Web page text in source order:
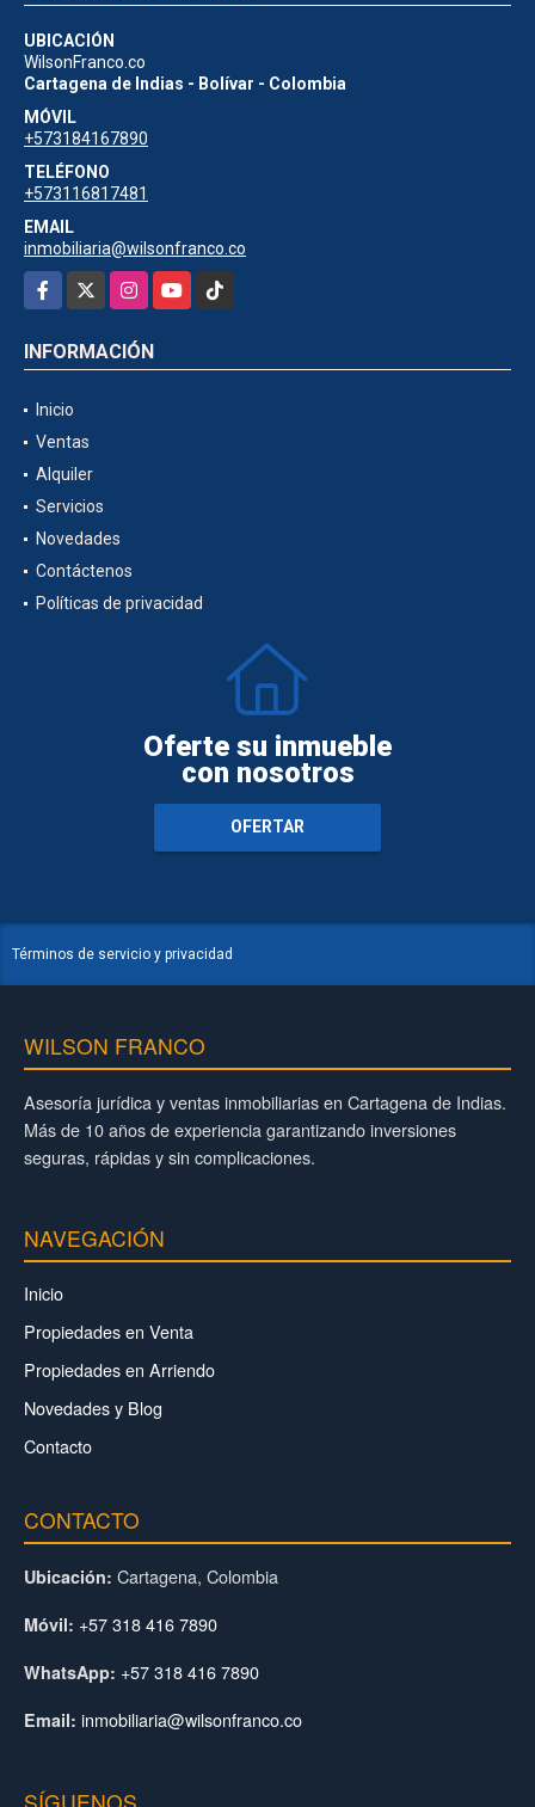
UBICACIÓN
WilsonFranco.co
Cartagena de Indias - Bolívar - Colombia
MÓVIL
+573184167890
TELÉFONO
+573116817481
EMAIL
inmobiliaria@wilsonfranco.co
Facebook
InstagramYouTubeTikTok
INFORMACIÓN
Inicio
Ventas
Alquiler
Servicios
Novedades
Contáctenos
Políticas de privacidad
Oferte su inmueble
con nosotros
OFERTAR
Términos de servicio y privacidad
WILSON FRANCO
Asesoría jurídica y ventas inmobiliarias en Cartagena de Indias.
Más de 10 años de experiencia garantizando inversiones
seguras, rápidas y sin complicaciones.
NAVEGACIÓN
Inicio
Propiedades en Venta
Propiedades en Arriendo
Novedades y Blog
Contacto
CONTACTO
Ubicación: Cartagena, Colombia
Móvil: +57 318 416 7890
WhatsApp: +57 318 416 7890
Email: inmobiliaria@wilsonfranco.co